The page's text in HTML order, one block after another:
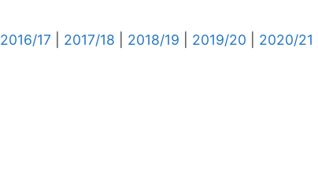
2016/17 2017/18 2018/19 2019/20
2020/21